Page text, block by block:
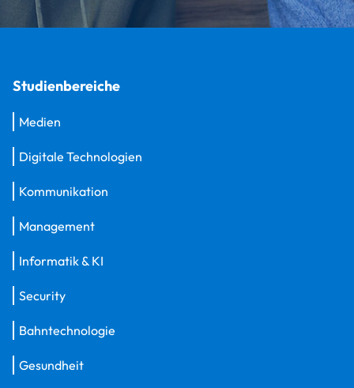
Studienbereiche
Medien
Digitale Technologien
Kommunikation
Management
Informatik & KI
Security
Bahntechnologie
Gesundheit